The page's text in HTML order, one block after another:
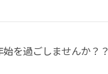
を過ごしませんか？？